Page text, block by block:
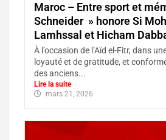
Maroc – Entre sport et
Schneider » honore Si
Lamhssal et Hicham
À l’occasion de l’Aïd el-Fitr, dans
loyauté et de gratitude, et
des anciens...
Lire la suite
mars 21, 2026